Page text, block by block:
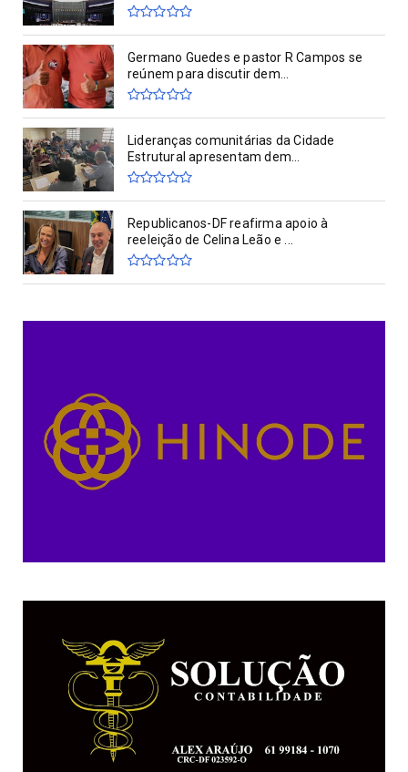
Germano Guedes e pastor R Campos se
reúnem para discutir dem...
Lideranças comunitárias da Cidade
Estrutural apresentam dem...
Republicanos-DF reafirma apoio à
reeleição de Celina Leão e ...